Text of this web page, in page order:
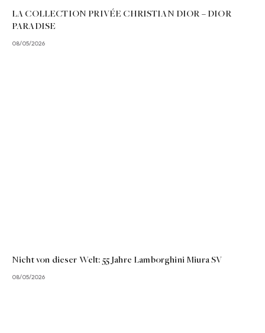
LA COLLECTION PRIVÉE CHRISTIAN DIOR – DIOR
PARADISE
08/05/2026
Nicht von dieser Welt: 55 Jahre Lamborghini Miura SV
08/05/2026